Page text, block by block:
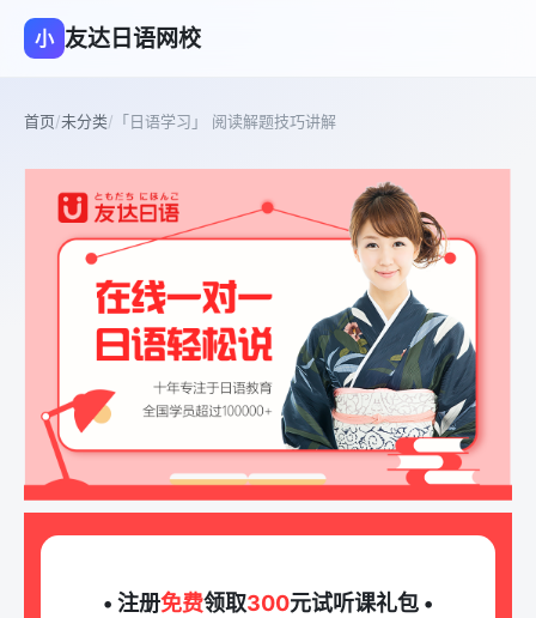
小 友达日语网校
首页/未分类/ 「日语学习」 阅读解题技巧讲解
• 注册免费领取300元试听课礼包 •